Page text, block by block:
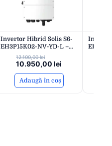
Invertor Hibrid Solis S6-
EH3P15K02-NV-YD-L –
Trifazat, 4xMPPT, 15kW,
Conversie Eficientă DC-
AC, 10 Ani Garanție
12.100,00lei
10.950,00 lei
Adaugă în coș